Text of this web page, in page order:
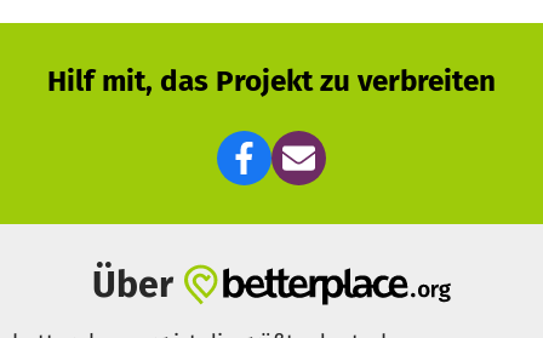
erhalten, um das Forum Brasil nachhaltig und Corona
Lüftungsanlagen in beiden Veranstaltungsräumen
Verbesserung der Barrierefreiheit
Neue Zuwegung ins Obergeschoss
Hilf mit, das Projekt zu verbreiten
Über